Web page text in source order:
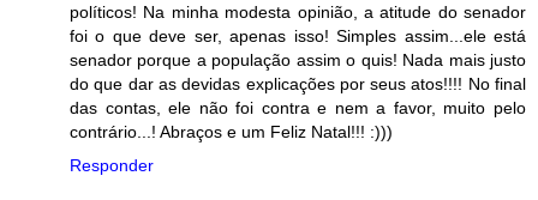
políticos! Na minha modesta opinião, a atitude do senador
foi o que deve ser, apenas isso! Simples assim...ele está
senador porque a população assim o quis! Nada mais justo
do que dar as devidas explicações por seus atos!!!! No final
das contas, ele não foi contra e nem a favor, muito pelo
contrário...! Abraços e um Feliz Natal!!! :)))
Responder